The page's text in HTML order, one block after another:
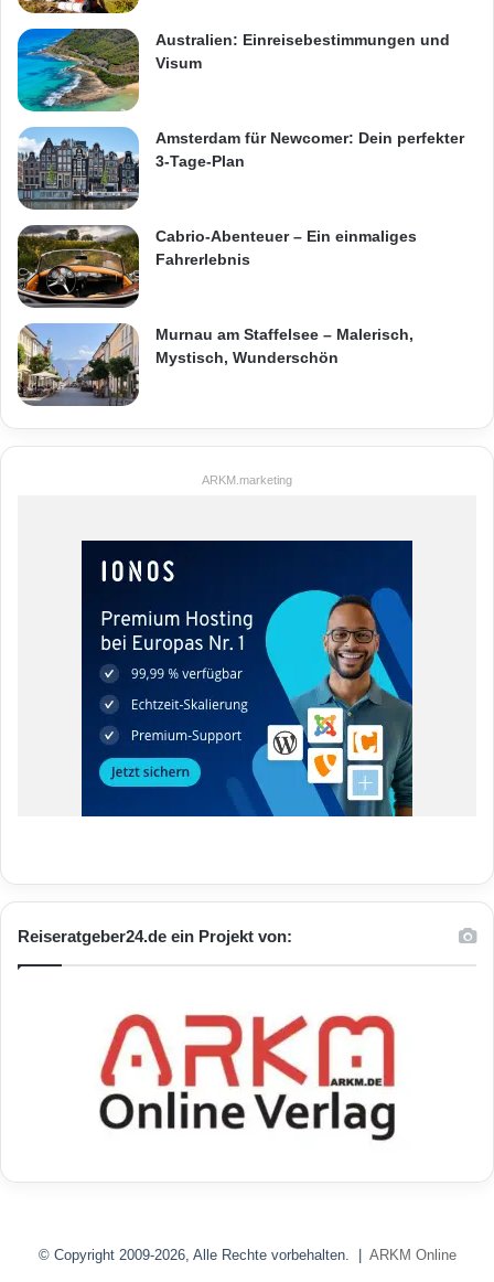
Australien: Einreisebestimmungen und
Visum
Amsterdam für Newcomer: Dein perfekter
3-Tage-Plan
Cabrio-Abenteuer – Ein einmaliges
Fahrerlebnis
Murnau am Staffelsee – Malerisch,
Mystisch, Wunderschön
ARKM.marketing
Reiseratgeber24.de ein Projekt von:
© Copyright 2009-2026, Alle Rechte vorbehalten. | ARKM Online